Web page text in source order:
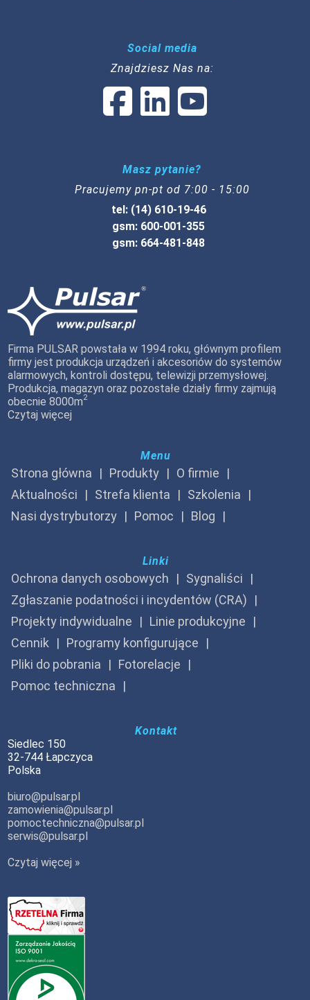
Social media
Znajdziesz Nas na:
Masz pytanie?
Pracujemy pn-pt od 7:00 - 15:00
tel: (14) 610-19-46
gsm: 600-001-355
gsm: 664-481-848
Firma PULSAR powstała w 1994 roku, głównym profilem
firmy jest produkcja urządzeń i akcesoriów do systemów
alarmowych, kontroli dostępu, telewizji przemysłowej.
Produkcja, magazyn oraz pozostałe działy firmy zajmują
obecnie 8000m2
Czytaj więcej
Menu
Strona główna Produkty
O firmie
Aktualności
Strefa klienta
Szkolenia
Nasi dystrybutorzy
Pomoc Blog
Linki
Ochrona danych osobowych
Sygnaliści
Zgłaszanie podatności i incydentów (CRA)
Projekty indywidualne
Linie produkcyjne
Cennik
Programy konfigurujące
Pliki do pobrania
Fotorelacje
Pomoc techniczna
Kontakt
Siedlec 150
32-744 Łapczyca
Polska
biuro@pulsar.pl
zamowienia@pulsar.pl
pomoctechniczna@pulsar.pl
serwis@pulsar.pl
Czytaj więcej »